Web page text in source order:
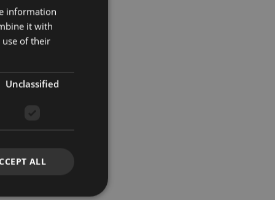
information
it with
of their
Unclassified
ALL